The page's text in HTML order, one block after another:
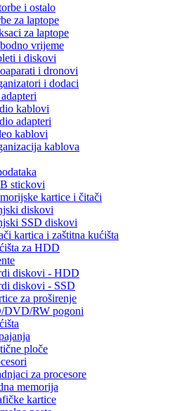
i ostalo
za laptope
za laptope
vrijeme
i diskovi
i dronovi
i dodaci
kablovi
adapteri
kablovi
kablova
stickovi
kartice i čitači
diskovi
SSD diskovi
kartica i zaštitna kućišta
za HDD
diskovi - HDD
diskovi - SSD
za proširenje
DVD/RW pogoni
ploče
za procesore
memorija
kartice